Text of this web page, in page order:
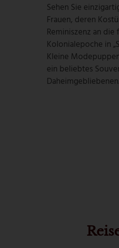
Sehen Sie
Frauen, deren
Reminiszenz an
Kolonialepoche in
Kleine
ein beliebtes
Daheimgebliebenen.